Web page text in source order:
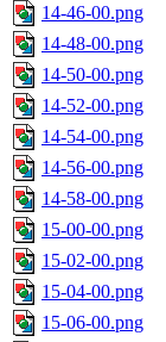
14-46-00.png
14-48-00.png
14-50-00.png
14-52-00.png
14-54-00.png
14-56-00.png
14-58-00.png
15-00-00.png
15-02-00.png
15-04-00.png
15-06-00.png